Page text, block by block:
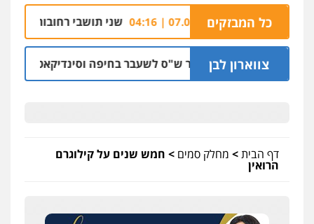
כל המבזקים
רזי בירושלים 07.08 | 04:16 שני תושבי רחובות נעצרו
צווארון לבן
כתב אישום: יו"ר ש"ס לשעבר בחיפה וסינדיקאט ההלוואות
דף הבית> מחלק סמים > חמש שנים על קילוגרם
הרואין